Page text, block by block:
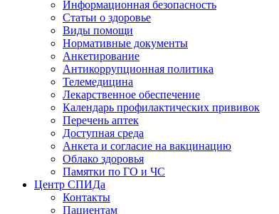
Информационная безопасность
Статьи о здоровье
Виды помощи
Нормативные документы
Анкетирование
Антикоррупционная политика
Телемедицина
Лекарственное обеспечение
Календарь профилактических прививок
Перечень аптек
Доступная среда
Анкета и согласие на вакцинацию
Облако здоровья
Памятки по ГО и ЧС
Центр СПИДа
Контакты
Пациентам